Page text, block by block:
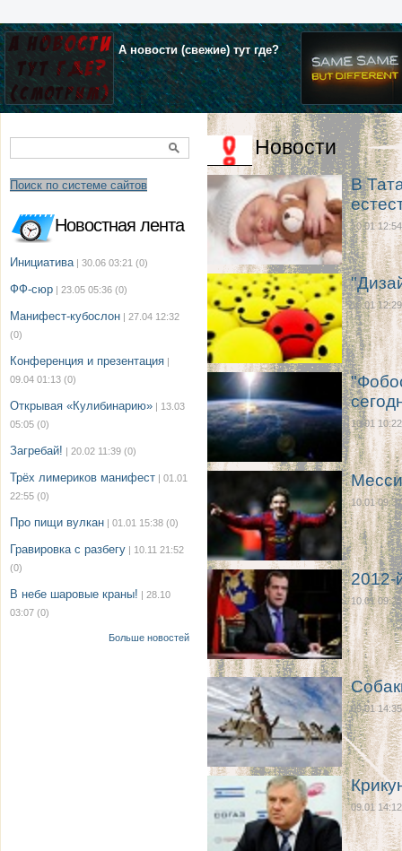
А новости (свежие) тут где?
Поиск по системе сайтов
Новостная лента
Инициатива | 30.06 03:21 (0)
ФФ-сюр | 23.05 05:36 (0)
Манифест-кубослон | 27.04 12:32
(0)
Конференция и презентация |
09.04 01:13 (0)
Открывая «Кулибинарию» | 13.03
05:05 (0)
Загребай! | 20.02 11:39 (0)
Трёх лимериков манифест | 01.01
22:55 (0)
Про пищи вулкан | 01.01 15:38 (0)
Гравировка с разбегу | 10.11 21:52
(0)
В небе шаровые краны! | 28.10
03:07 (0)
Больше новостей
Новости
В
10.01 12:54
10.01 12:29
10.01 10:22
10.01 09:37
2012-
10.01 09:25
09.01 14:35
09.01 14:12